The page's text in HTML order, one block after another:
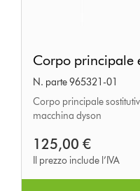
principale
e
ciclone
Corpo principale
N. parte 965321-01
Corpo principale
macchina dyson
125,00 €
Il prezzo include l’IVA